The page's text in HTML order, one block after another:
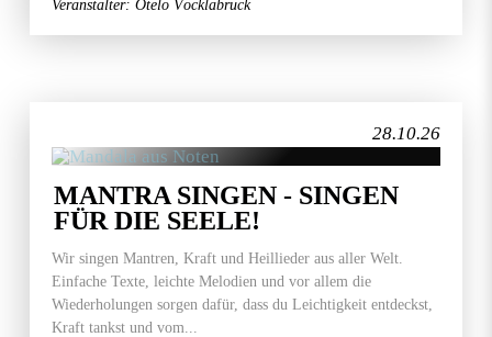
Veranstalter: Otelo Vöcklabruck
28.10.26
MANTRA SINGEN - SINGEN
FÜR DIE SEELE!
Wir singen Mantren, Kraft und Heillieder aus aller Welt.
Einfache Texte, leichte Melodien und vor allem die
Wiederholungen sorgen dafür, dass du Leichtigkeit entdeckst,
Kraft tankst und vom...